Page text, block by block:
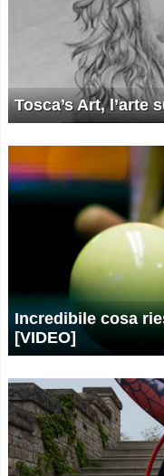
Tosca’s Art, l’arte
Incredibile cosa
[VIDEO]